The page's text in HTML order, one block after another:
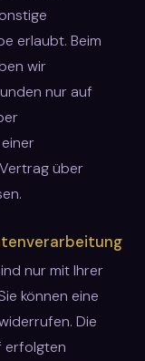
erlaubt. Beim
wir
nur auf
über
nur mit Ihrer
können eine
Die
erfolgten